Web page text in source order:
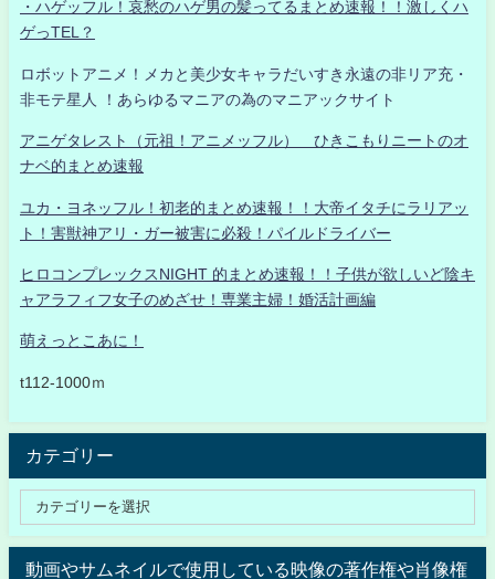
・ハゲッフル！哀愁のハゲ男の髪ってるまとめ速報！！激しくハ
ゲっTEL？
ロボットアニメ！メカと美少女キャラだいすき永遠の非リア充・
非モテ星人 ！あらゆるマニアの為のマニアックサイト
アニゲタレスト（元祖！アニメッフル） ひきこもりニートのオ
ナベ的まとめ速報
ユカ・ヨネッフル！初老的まとめ速報！！大帝イタチにラリアッ
ト！害獣神アリ・ガー被害に必殺！パイルドライバー
ヒロコンプレックスNIGHT 的まとめ速報！！子供が欲しいど陰キ
ャアラフィフ女子のめざせ！専業主婦！婚活計画編
萌えっとこあに！
t112-1000ｍ
カテゴリー
動画やサムネイルで使用している映像の著作権や肖像権